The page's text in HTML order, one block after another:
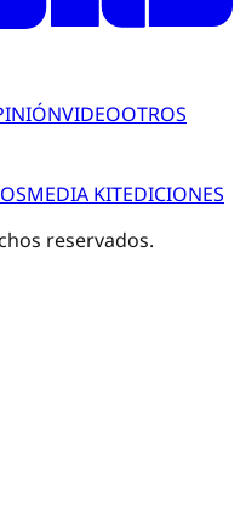
VIDEOOTROS
MEDIA KITEDICIONES
reservados.